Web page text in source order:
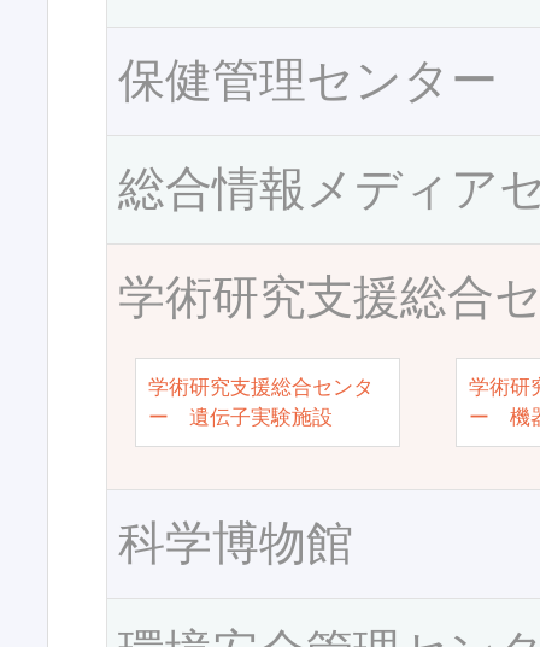
保健管理センター
総合情報メディア
学術研究支援総合
学術研究支援総合センタ
ー 遺伝子実験施設
学術研
ー 機
科学博物館